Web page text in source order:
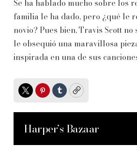
Se ha hablado mucho sobre los
familia le ha dado, pero ¿qué le
novio? Pues bien, Travis Scott no
le obsequió una maravillosa
inspirada en una de sus
TwitterPinterest
TumblrCopy
Harper’s Bazaar